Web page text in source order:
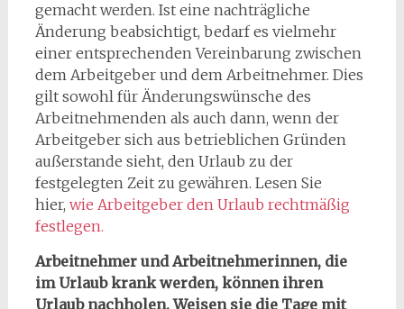
gemacht werden. Ist eine nachträgliche
Änderung beabsichtigt, bedarf es vielmehr
einer entsprechenden Vereinbarung zwischen
dem Arbeitgeber und dem Arbeitnehmer. Dies
gilt sowohl für Änderungswünsche des
Arbeitnehmenden als auch dann, wenn der
Arbeitgeber sich aus betrieblichen Gründen
außerstande sieht, den Urlaub zu der
festgelegten Zeit zu gewähren. Lesen Sie
hier, wie Arbeitgeber den Urlaub rechtmäßig
festlegen.
Arbeitnehmer und Arbeitnehmerinnen, die
im Urlaub krank werden, können ihren
Urlaub nachholen. Weisen sie die Tage mit